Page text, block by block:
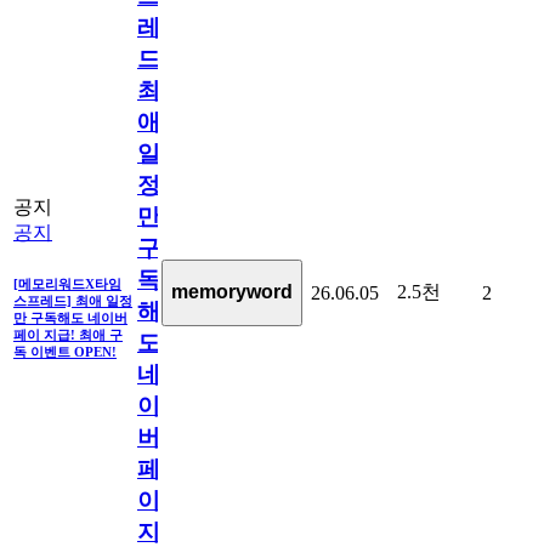
공지
공지
[메모리워드X타임
스프레드] 최애 일정
만 구독해도 네이버
페이 지급! 최애 구
독 이벤트 OPEN!
레
드]
최
애
일
정
만
구
독
해
도
네
이
버
페
이
지
memoryword 26.06.05 2.5천 2